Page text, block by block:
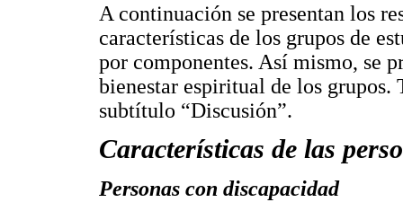
A continuación se presentan los
características de los grupos de
por componentes. Así mismo, se
bienestar espiritual de los grupos.
subtítulo “Discusión”.
Características de las
Personas con discapacidad